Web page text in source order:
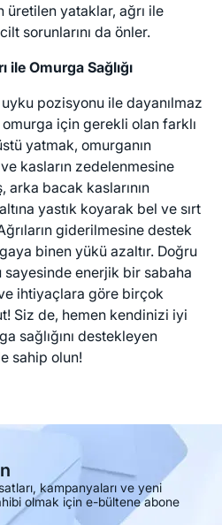
üretilen yataklar, ağrı ile
sorunlarını da önler.
ile Omurga Sağlığı
uyku pozisyonu ile dayanılmaz
için gerekli olan farklı
yatmak, omurganın
kasların zedelenmesine
arka bacak kaslarının
yastık koyarak bel ve sırt
giderilmesine destek
binen yükü azaltır. Doğru
enerjik bir sabaha
ihtiyaçlara göre birçok
Siz de, hemen kendinizi iyi
sağlığını destekleyen
sahip olun!
kampanyaları ve yeni
olmak için e-bültene abone